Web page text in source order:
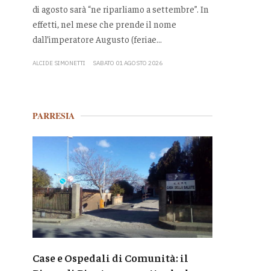
di agosto sarà “ne riparliamo a settembre”. In
effetti, nel mese che prende il nome
dall’imperatore Augusto (feriae...
ALCIDE SIMONETTI SABATO 01 AGOSTO 2026
PARRESIA
Case e Ospedali di Comunità: il